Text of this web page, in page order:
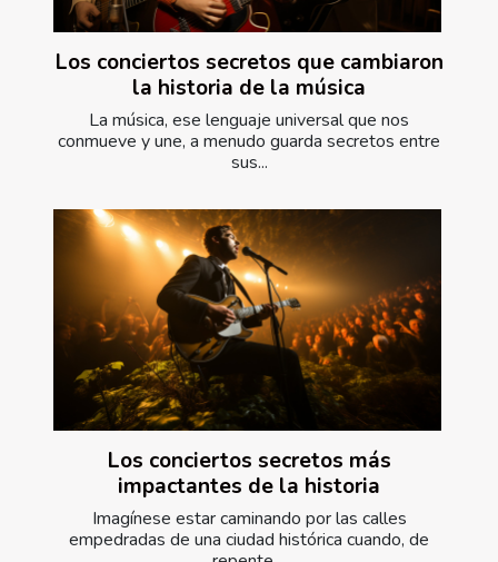
Los conciertos secretos que cambiaron
la historia de la música
La música, ese lenguaje universal que nos
conmueve y une, a menudo guarda secretos entre
sus...
Los conciertos secretos más
impactantes de la historia
Imagínese estar caminando por las calles
empedradas de una ciudad histórica cuando, de